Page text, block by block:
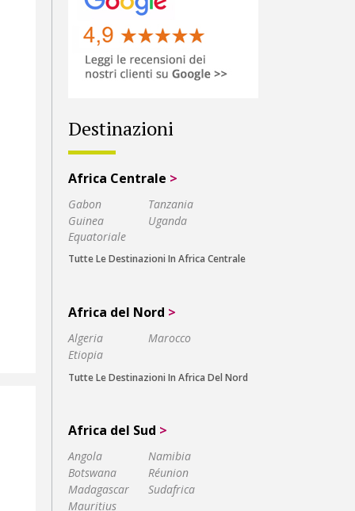
Destinazioni
Africa Centrale >
Gabon
Guinea
Equatoriale
Tanzania
Uganda
Tutte Le Destinazioni In Africa Centrale
Africa del Nord >
Algeria
Etiopia
Marocco
Tutte Le Destinazioni In Africa Del Nord
Africa del Sud >
Angola
Botswana
Madagascar
Mauritius
Namibia
Réunion
Sudafrica